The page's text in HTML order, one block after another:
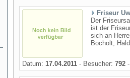
Friseur
Der
ist der
sich an
Bocholt,
Datum: 17.04.2011 - Besucher: 792